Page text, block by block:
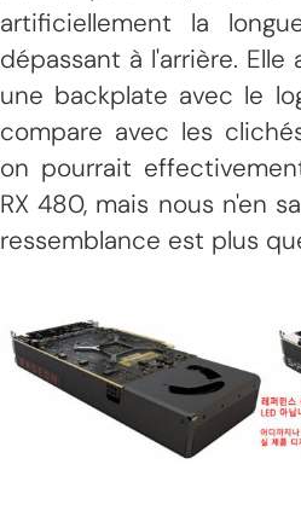
artificiellement la
dépassant à l'arrière.
une backplate avec le
compare avec les
on pourrait
RX 480, mais nous n'en
ressemblance est plus